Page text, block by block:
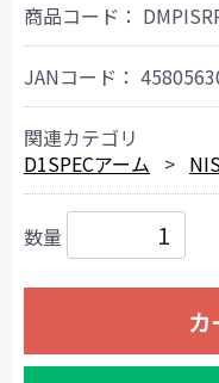
商品コード：
JANコード：
関連カテゴリ
D1SPECアーム
数量
カ